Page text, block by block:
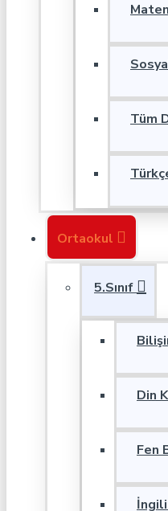
Tüm
Ortaokul
5.Sınıf
Din
Fen